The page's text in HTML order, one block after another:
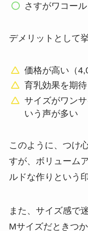
さすがワコー
デメリットとして
価格が高い（
育乳効果を期
サイズがワン
いう声が多い
このように、つけ
すが、ボリューム
ルドな作りという
また、サイズ感で
Mサイズだときつ